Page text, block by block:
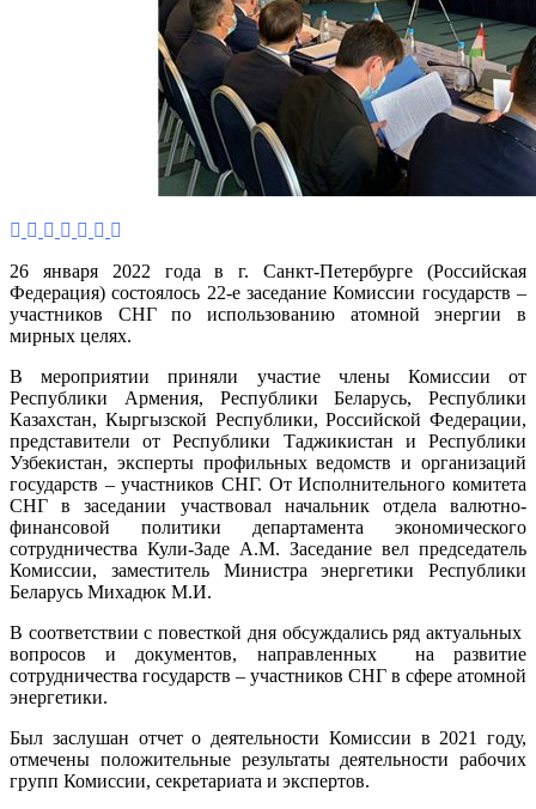
26 января 2022 года в г. Санкт-Петербурге (Российская
Федерация) состоялось 22-е заседание Комиссии государств –
участников СНГ по использованию атомной энергии в
мирных целях.
В мероприятии приняли участие члены Комиссии от
Республики Армения, Республики Беларусь, Республики
Казахстан, Кыргызской Республики, Российской Федерации,
представители от Республики Таджикистан и Республики
Узбекистан, эксперты профильных ведомств и организаций
государств – участников СНГ. От Исполнительного комитета
СНГ в заседании участвовал начальник отдела валютно-
финансовой политики департамента экономического
сотрудничества Кули-Заде А.М. Заседание вел председатель
Комиссии, заместитель Министра энергетики Республики
Беларусь Михадюк М.И.
В соответствии с повесткой дня обсуждались ряд актуальных
вопросов и документов, направленных на развитие
сотрудничества государств – участников СНГ в сфере атомной
энергетики.
Был заслушан отчет о деятельности Комиссии в 2021 году,
отмечены положительные результаты деятельности рабочих
групп Комиссии, секретариата и экспертов.